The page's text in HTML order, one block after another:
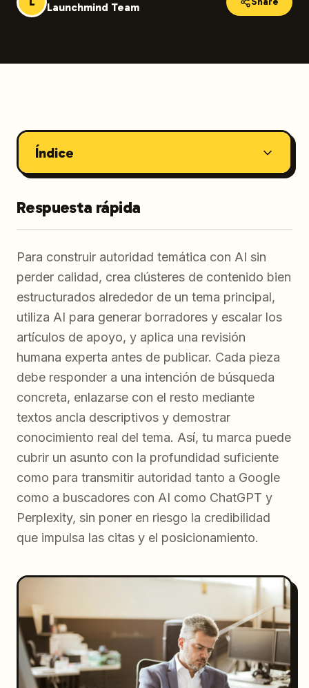
Launchmind Team
Índice
Respuesta rápida
Para construir autoridad temática con AI sin
perder calidad, crea clústeres de contenido bien
estructurados alrededor de un tema principal,
utiliza AI para generar borradores y escalar los
artículos de apoyo, y aplica una revisión
humana experta antes de publicar. Cada pieza
debe responder a una intención de búsqueda
concreta, enlazarse con el resto mediante
textos ancla descriptivos y demostrar
conocimiento real del tema. Así, tu marca puede
cubrir un asunto con la profundidad suficiente
como para transmitir autoridad tanto a Google
como a buscadores con AI como ChatGPT y
Perplexity, sin poner en riesgo la credibilidad
que impulsa las citas y el posicionamiento.